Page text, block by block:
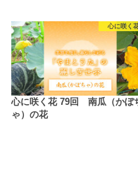
心に咲く
心に咲く花 79回 南瓜（かぼ
ゃ）の花